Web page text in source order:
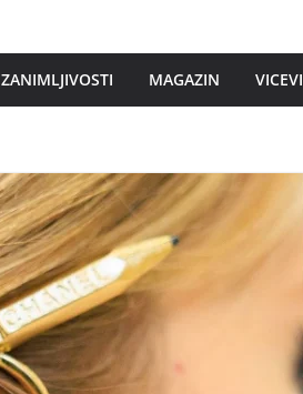
ZANIMLJIVOSTI MAGAZIN VICEVI